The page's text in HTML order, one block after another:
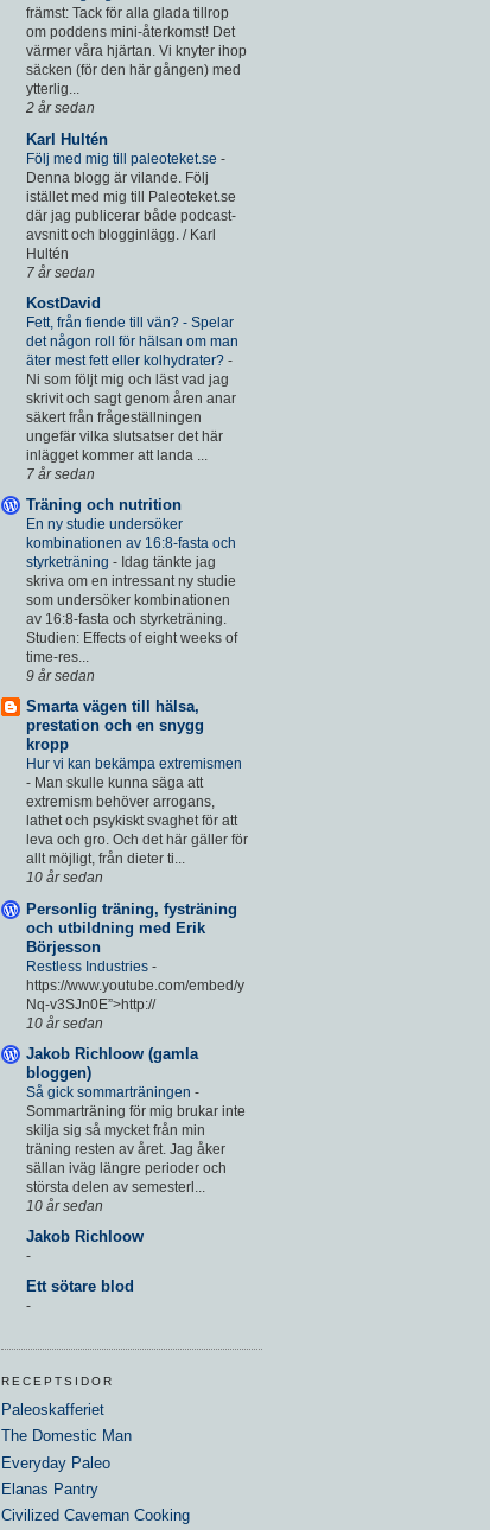
främst: Tack för alla glada tillrop
om poddens mini-återkomst! Det
värmer våra hjärtan. Vi knyter ihop
säcken (för den här gången) med
ytterlig...
2 år sedan
Karl Hultén
Följ med mig till paleoteket.se -
Denna blogg är vilande. Följ
istället med mig till Paleoteket.se
där jag publicerar både podcast-
avsnitt och blogginlägg. / Karl
Hultén
7 år sedan
KostDavid
Fett, från fiende till vän? - Spelar
det någon roll för hälsan om man
äter mest fett eller kolhydrater? -
Ni som följt mig och läst vad jag
skrivit och sagt genom åren anar
säkert från frågeställningen
ungefär vilka slutsatser det här
inlägget kommer att landa ...
7 år sedan
Träning och nutrition
En ny studie undersöker
kombinationen av 16:8-fasta och
styrketräning - Idag tänkte jag
skriva om en intressant ny studie
som undersöker kombinationen
av 16:8-fasta och styrketräning.
Studien: Effects of eight weeks of
time-res...
9 år sedan
Smarta vägen till hälsa,
prestation och en snygg
kropp
Hur vi kan bekämpa extremismen
- Man skulle kunna säga att
extremism behöver arrogans,
lathet och psykiskt svaghet för att
leva och gro. Och det här gäller för
allt möjligt, från dieter ti...
10 år sedan
Personlig träning, fysträning
och utbildning med Erik
Börjesson
Restless Industries -
https://www.youtube.com/embed/y
Nq-v3SJn0E”>http://
10 år sedan
Jakob Richloow (gamla
bloggen)
Så gick sommarträningen -
Sommarträning för mig brukar inte
skilja sig så mycket från min
träning resten av året. Jag åker
sällan iväg längre perioder och
största delen av semesterl...
10 år sedan
Jakob Richloow
-
Ett sötare blod
-
RECEPTSIDOR
Paleoskafferiet
The Domestic Man
Everyday Paleo
Elanas Pantry
Civilized Caveman Cooking